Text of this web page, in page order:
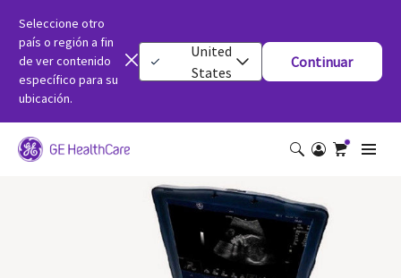
Seleccione otro
país o región a fin
de ver contenido
específico para su
ubicación.
United
States
Continuar